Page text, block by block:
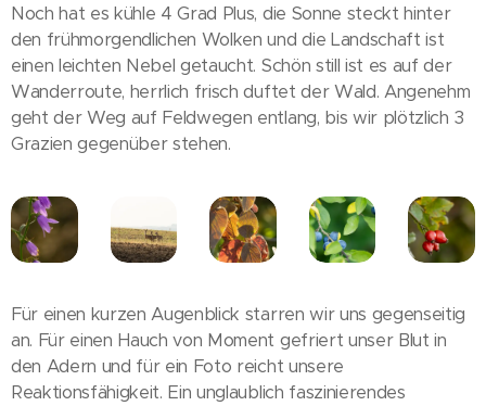
Noch hat es kühle 4 Grad Plus, die Sonne steckt hinter
den frühmorgendlichen Wolken und die Landschaft ist
einen leichten Nebel getaucht. Schön still ist es auf der
Wanderroute, herrlich frisch duftet der Wald. Angenehm
geht der Weg auf Feldwegen entlang, bis wir plötzlich 3
Grazien gegenüber stehen.
Für einen kurzen Augenblick starren wir uns gegenseitig
an. Für einen Hauch von Moment gefriert unser Blut in
den Adern und für ein Foto reicht unsere
Reaktionsfähigkeit. Ein unglaublich faszinierendes